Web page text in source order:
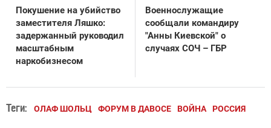
Покушение на убийство
заместителя Ляшко:
задержанный руководил
масштабным
наркобизнесом
Военнослужащие
сообщали командиру
"Анны Киевской" о
случаях СОЧ – ГБР
Теги: ОЛАФ ШОЛЬЦ ФОРУМ В ДАВОСЕ ВОЙНА РОССИЯ